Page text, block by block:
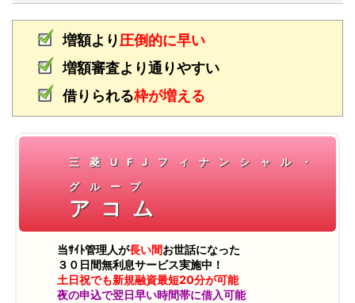
増額より圧倒的に早い
増額審査より通りやすい
借りられる枠が増える
三菱UFJフィナンシャル・
グループ
アコム
当ｻｲﾄ管理人が長い間お世話になった
３０日間無利息サービス実施中！
土日祝でも新規融資最短20分が可能
夜の申込で翌日早い時間帯に借入可能